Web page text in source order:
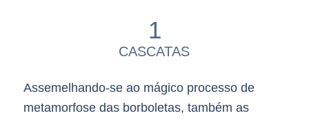
1
CASCATAS
Assemelhando-se ao mágico processo de
metamorfose das borboletas, também as